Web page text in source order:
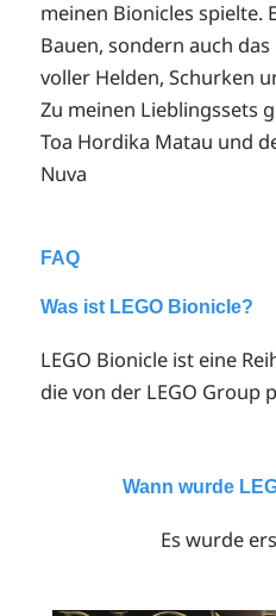
meinen Bionicles spielte.
Bauen, sondern auch
voller Helden, Schurken
Zu meinen Lieblingssets
Toa Hordika Matau und
Nuva
FAQ
Was ist LEGO Bionicle?
LEGO Bionicle ist eine
die von der LEGO Group
Wann wurde
Es wurde